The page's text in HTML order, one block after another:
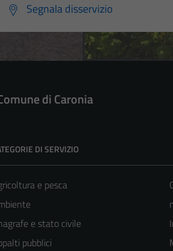
Segnala disservizio
di Caronia
DI SERVIZIO
e pesca
e stato civile
pubblici